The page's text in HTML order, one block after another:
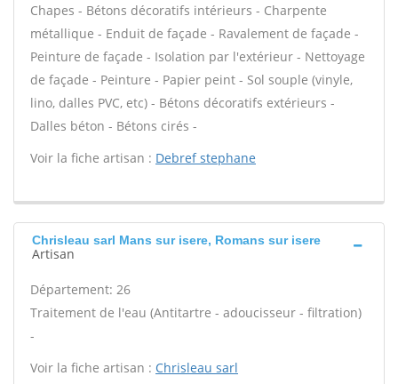
Chapes - Bétons décoratifs intérieurs - Charpente
métallique - Enduit de façade - Ravalement de façade -
Peinture de façade - Isolation par l'extérieur - Nettoyage
de façade - Peinture - Papier peint - Sol souple (vinyle,
lino, dalles PVC, etc) - Bétons décoratifs extérieurs -
Dalles béton - Bétons cirés -
Voir la fiche artisan : Debref stephane
Chrisleau sarl Mans sur isere, Romans sur isere
Artisan
Département: 26
Traitement de l'eau (Antitartre - adoucisseur - filtration)
-
Voir la fiche artisan : Chrisleau sarl